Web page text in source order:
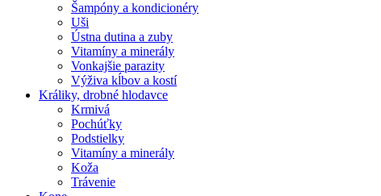
Šampóny a kondicionéry
Uši
Ústna dutina a zuby
Vitamíny a minerály
Vonkajšie parazity
Výživa kĺbov a kostí
Králiky, drobné hlodavce
Krmivá
Pochúťky
Podstielky
Vitamíny a minerály
Koža
Trávenie